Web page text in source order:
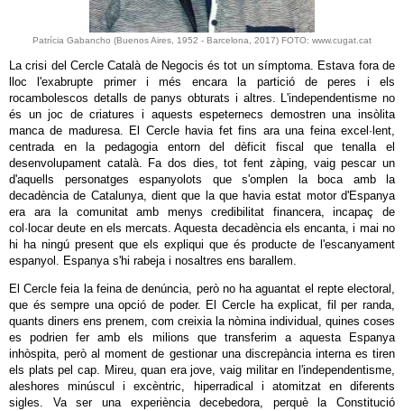
Patrícia Gabancho (Buenos Aires, 1952 - Barcelona, 2017) FOTO: www.cugat.cat
La crisi del Cercle Català de Negocis és tot un símptoma. Estava fora de
lloc l'exabrupte primer i més encara la partició de peres i els
rocambolescos detalls de panys obturats i altres. L'independentisme no
és un joc de criatures i aquests espeternecs demostren una insòlita
manca de maduresa. El Cercle havia fet fins ara una feina excel·lent,
centrada en la pedagogia entorn del dèficit fiscal que tenalla el
desenvolupament català. Fa dos dies, tot fent zàping, vaig pescar un
d'aquells personatges espanyolots que s'omplen la boca amb la
decadència de Catalunya, dient que la que havia estat motor d'Espanya
era ara la comunitat amb menys credibilitat financera, incapaç de
col·locar deute en els mercats. Aquesta decadència els encanta, i mai no
hi ha ningú present que els expliqui que és producte de l'escanyament
espanyol. Espanya s'hi rabeja i nosaltres ens barallem.
El Cercle feia la feina de denúncia, però no ha aguantat el repte electoral,
que és sempre una opció de poder. El Cercle ha explicat, fil per randa,
quants diners ens prenem, com creixia la nòmina individual, quines coses
es podrien fer amb els milions que transferim a aquesta Espanya
inhòspita, però al moment de gestionar una discrepància interna es tiren
els plats pel cap. Mireu, quan era jove, vaig militar en l'independentisme,
aleshores minúscul i excèntric, hiperradical i atomitzat en diferents
sigles. Va ser una experiència decebedora, perquè la Constitució